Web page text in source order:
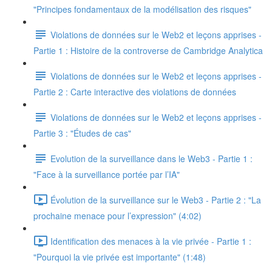
"Principes fondamentaux de la modélisation des risques"
Violations de données sur le Web2 et leçons apprises -
Partie 1 : Histoire de la controverse de Cambridge Analytica
Violations de données sur le Web2 et leçons apprises -
Partie 2 : Carte interactive des violations de données
Violations de données sur le Web2 et leçons apprises -
Partie 3 : "Études de cas"
Evolution de la surveillance dans le Web3 - Partie 1 :
"Face à la surveillance portée par l’IA"
Évolution de la surveillance sur le Web3 - Partie 2 : "La
prochaine menace pour l’expression" (4:02)
Identification des menaces à la vie privée - Partie 1 :
"Pourquoi la vie privée est importante" (1:48)